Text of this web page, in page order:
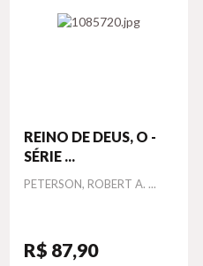
REINO DE DEUS, O -
SÉRIE ...
Autor
PETERSON, ROBERT A. ...
R$ 87,90